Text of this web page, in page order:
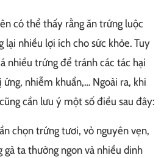
có thể thấy rằng ăn trứng luộc
lại nhiều lợi ích cho sức khỏe. Tuy
nhiều trứng để tránh các tác hại
nhiễm khuẩn,… Ngoài ra, khi
cần lưu ý một số điều sau đây:
chọn trứng tươi, vỏ nguyên vẹn,
gà ta thường ngon và nhiều dinh